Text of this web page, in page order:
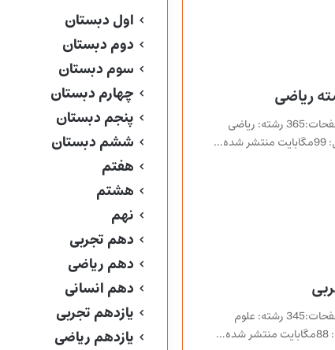
ریاضی
درس: فیزیک(1) | پایه: دهم| تعداد صفحات:365 رشته: ریاضی
درس: فیزیک(1) | پایه: دهم| تعداد صفحات:345 رشته: علوم
اول دبستان
دوم دبستان
سوم دبستان
چهارم دبستان
پنجم دبستان
ششم دبستان
هفتم
هشتم
نهم
دهم تجربی
دهم ریاضی
دهم انسانی
یازدهم تجربی
یازدهم ریاضی